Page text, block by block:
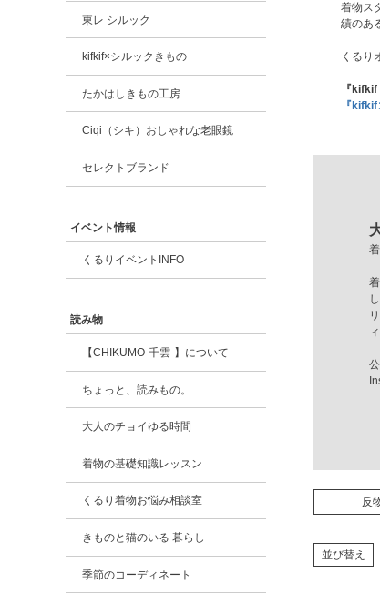
東レ シルック
kifkif×シルックきもの
たかはしきもの工房
Ciqi（シキ）おしゃれな老眼鏡
セレクトブランド
イベント情報
くるりイベントINFO
読み物
【CHIKUMO-千雲-】について
ちょっと、読みもの。
大人のチョイゆる時間
着物の基礎知識レッスン
くるり着物お悩み相談室
きものと猫のいる 暮らし
季節のコーディネート
着物ス
績のあ
くるり
『
『
反
並び替え